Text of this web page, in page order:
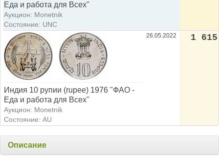
Еда и работа для Всех"
Аукцион: Monetnik
Состояние: UNC
Индия 10 рупии (rupee) 1976 "ФАО -
Еда и работа для Всех"
Аукцион: Monetnik
Состояние: AU
26.05.2022 1 615
Описание